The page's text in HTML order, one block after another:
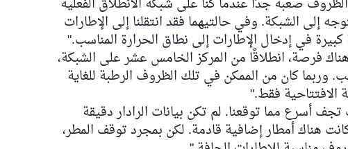
إلى الشبكة. وفي حالتيهما فقد انتقلنا إلى الإطارات
في إدخال الإطارات إلى نطاق الحرارة المناسب."
فرصة، انطلاقًا من المركز الخامس عشر على الشبكة،
وربما كان من الممكن في تلك الظروف الرطبة للغاية
فقط."
أسرع مما توقعنا. لم تكن بيانات الرادار دقيقة
هناك أمطار إضافية قادمة. لكن بمجرد توقف المطر،